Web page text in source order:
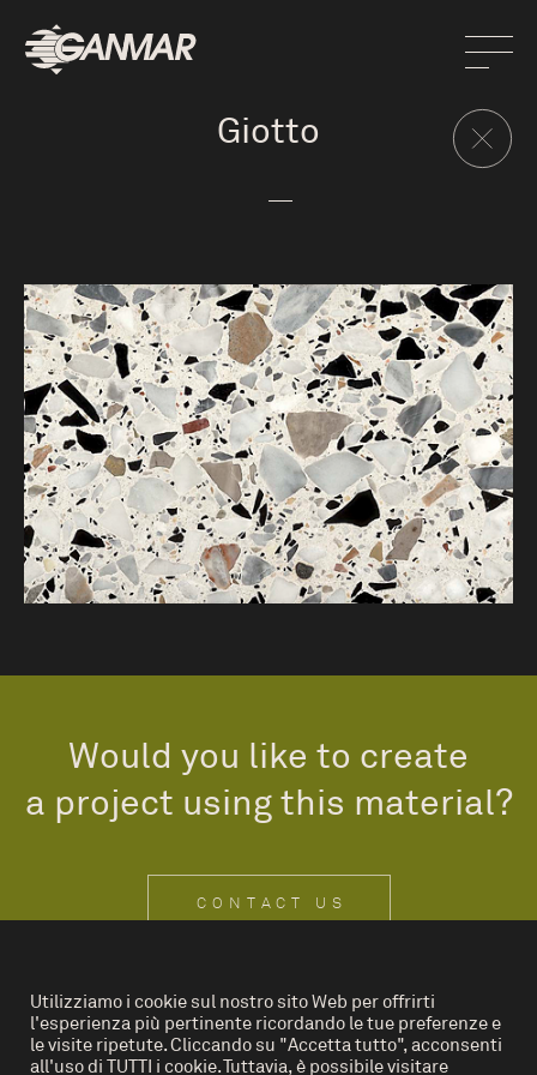
Giotto
Would you like to create
a project using this material?
CONTACT US
IT EN
Utilizziamo i cookie sul nostro sito Web per offrirti
l'esperienza più pertinente ricordando le tue preferenze e
le visite ripetute. Cliccando su "Accetta tutto", acconsenti
all'uso di TUTTI i cookie. Tuttavia, è possibile visitare